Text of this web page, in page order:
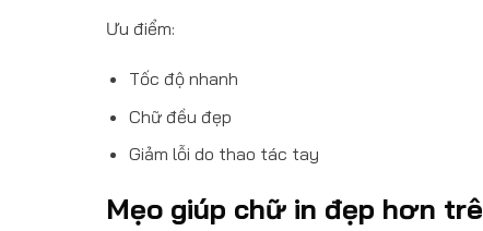
Ưu điểm:
Tốc độ nhanh
Chữ đều đẹp
Giảm lỗi do thao tác tay
Mẹo giúp chữ in đẹp hơn